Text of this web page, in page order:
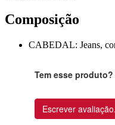
Composição
CABEDAL: Jeans,
Tem esse
Escrever